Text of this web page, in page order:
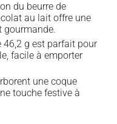
du beurre de
au lait offre une
gourmande.
46,2 g est parfait pour
facile à emporter
une coque
touche festive à